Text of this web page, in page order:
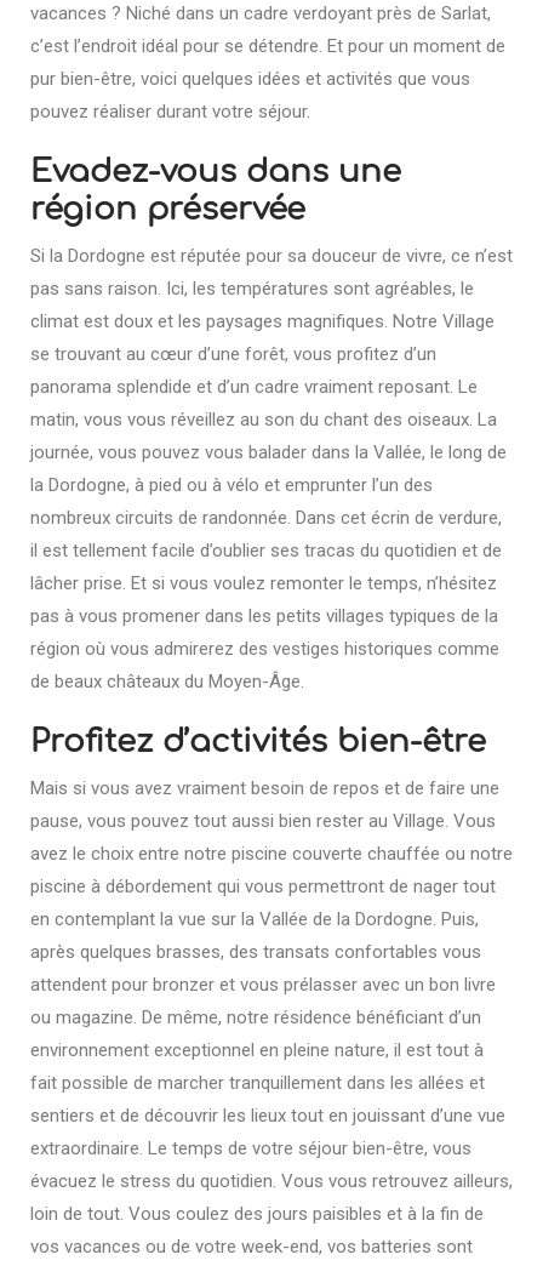
vacances ? Niché dans un cadre verdoyant près de Sarlat,
c’est l’endroit idéal pour se détendre. Et pour un moment de
pur bien-être, voici quelques idées et activités que vous
pouvez réaliser durant votre séjour.
Evadez-vous dans une
région préservée
Si la Dordogne est réputée pour sa douceur de vivre, ce n’est
pas sans raison. Ici, les températures sont agréables, le
climat est doux et les paysages magnifiques. Notre Village
se trouvant au cœur d’une forêt, vous profitez d’un
panorama splendide et d’un cadre vraiment reposant. Le
matin, vous vous réveillez au son du chant des oiseaux. La
journée, vous pouvez vous balader dans la Vallée, le long de
la Dordogne, à pied ou à vélo et emprunter l’un des
nombreux circuits de randonnée. Dans cet écrin de verdure,
il est tellement facile d’oublier ses tracas du quotidien et de
lâcher prise. Et si vous voulez remonter le temps, n’hésitez
pas à vous promener dans les petits villages typiques de la
région où vous admirerez des vestiges historiques comme
de beaux châteaux du Moyen-Âge.
Profitez d’activités bien-être
Mais si vous avez vraiment besoin de repos et de faire une
pause, vous pouvez tout aussi bien rester au Village. Vous
avez le choix entre notre piscine couverte chauffée ou notre
piscine à débordement qui vous permettront de nager tout
en contemplant la vue sur la Vallée de la Dordogne. Puis,
après quelques brasses, des transats confortables vous
attendent pour bronzer et vous prélasser avec un bon livre
ou magazine. De même, notre résidence bénéficiant d’un
environnement exceptionnel en pleine nature, il est tout à
fait possible de marcher tranquillement dans les allées et
sentiers et de découvrir les lieux tout en jouissant d’une vue
extraordinaire. Le temps de votre séjour bien-être, vous
évacuez le stress du quotidien. Vous vous retrouvez ailleurs,
loin de tout. Vous coulez des jours paisibles et à la fin de
vos vacances ou de votre week-end, vos batteries sont